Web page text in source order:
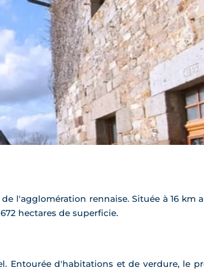
l'agglomération rennaise. Située à 16 km
hectares de superficie.
Entourée d'habitations et de verdure, le